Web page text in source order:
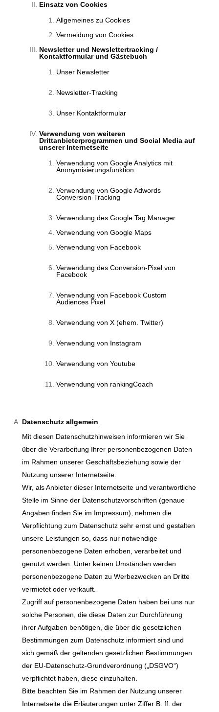
Einsatz von Cookies
Allgemeines zu Cookies
Vermeidung von Cookies
Newsletter und Newslettertracking /
Kontaktformular und Gästebuch
Unser Newsletter
Newsletter-Tracking
Unser Kontaktformular
Verwendung von weiteren
Drittanbieterprogrammen und Social Media auf
unserer Internetseite
Verwendung von Google Analytics mit
Anonymisierungsfunktion
Verwendung von Google Adwords
Conversion-Tracking
Verwendung des Google Tag Manager
Verwendung von Google Maps
Verwendung von Facebook
Verwendung des Conversion-Pixel von
Facebook
Verwendung von Facebook Custom
Audiences Pixel
Verwendung von X (ehem. Twitter)
Verwendung von Instagram
Verwendung von Youtube
Verwendung von rankingCoach
Datenschutz allgemein
Mit diesen Datenschutzhinweisen informieren wir Sie
über die Verarbeitung Ihrer personenbezogenen Daten
im Rahmen unserer Geschäftsbeziehung sowie der
Nutzung unserer Internetseite.
Wir, als Anbieter dieser Internetseite und verantwortliche
Stelle im Sinne der Datenschutzvorschriften (genaue
Angaben finden Sie im Impressum), nehmen die
Verpflichtung zum Datenschutz sehr ernst und gestalten
unsere Leistungen so, dass nur notwendige
personenbezogene Daten erhoben, verarbeitet und
genutzt werden. Unter keinen Umständen werden
personenbezogene Daten zu Werbezwecken an Dritte
vermietet oder verkauft.
Zugriff auf personenbezogene Daten haben bei uns nur
solche Personen, die diese Daten zur Durchführung
ihrer Aufgaben benötigen, die über die gesetzlichen
Bestimmungen zum Datenschutz informiert sind und
sich gemäß der geltenden gesetzlichen Bestimmungen
der EU-Datenschutz-Grundverordnung („DSGVO“)
verpflichtet haben, diese einzuhalten.
Bitte beachten Sie im Rahmen der Nutzung unserer
Internetseite die Erläuterungen unter Ziffer B. ff. der